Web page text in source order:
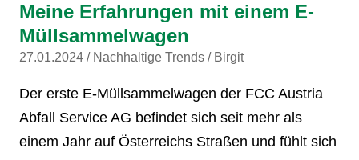
Meine Erfahrungen mit einem E-
Müllsammelwagen
27.01.2024 Nachhaltige Trends Birgit
Der erste E-Müllsammelwagen der FCC Austria
Abfall Service AG befindet sich seit mehr als
einem Jahr auf Österreichs Straßen und fühlt sich